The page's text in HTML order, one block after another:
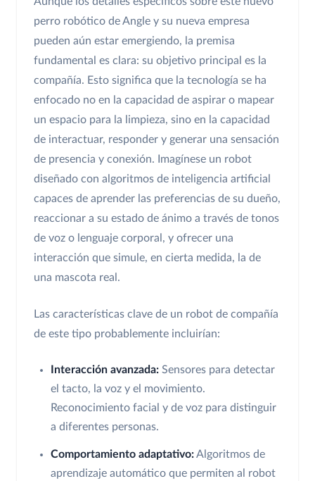
perro robótico de Angle y su nueva empresa
pueden aún estar emergiendo, la premisa
fundamental es clara: su objetivo principal es la
compañía. Esto significa que la tecnología se ha
enfocado no en la capacidad de aspirar o mapear
un espacio para la limpieza, sino en la capacidad
de interactuar, responder y generar una sensación
de presencia y conexión. Imagínese un robot
diseñado con algoritmos de inteligencia artificial
capaces de aprender las preferencias de su dueño,
reaccionar a su estado de ánimo a través de tonos
de voz o lenguaje corporal, y ofrecer una
interacción que simule, en cierta medida, la de
una mascota real.
Las características clave de un robot de compañía
de este tipo probablemente incluirían:
Interacción avanzada: Sensores para detectar
el tacto, la voz y el movimiento.
Reconocimiento facial y de voz para distinguir
a diferentes personas.
Comportamiento adaptativo:Algoritmos de
aprendizaje automático que permiten al robot